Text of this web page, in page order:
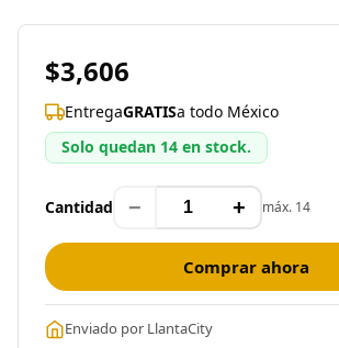
$3,606
EntregaGRATISa todo México
Solo quedan 14 en stock.
Cantidad − + máx. 14
Comprar ahora
Enviado por LlantaCity